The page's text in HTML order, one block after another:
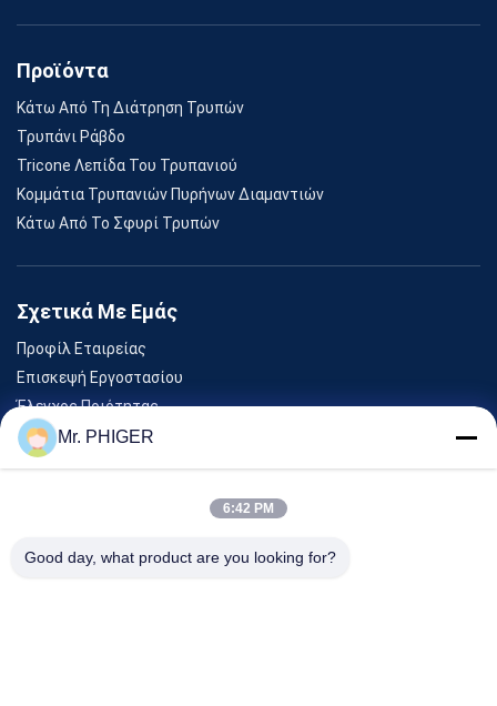
Προϊόντα
Κάτω Από Τη Διάτρηση Τρυπών
Τρυπάνι Ράβδο
Tricone Λεπίδα Του Τρυπανιού
Κομμάτια Τρυπανιών Πυρήνων Διαμαντιών
Κάτω Από Το Σφυρί Τρυπών
Σχετικά Με Εμάς
Προφίλ Εταιρείας
Επισκεψή Εργοστασίου
Έλεγχος Ποιότητας
Sitemap
Εκδηλώσεις
Mr. PHIGER
6:42 PM
Good day, what product are you looking for?